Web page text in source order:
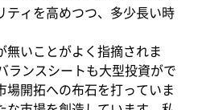
ティを高めつつ、多少長い時
いことがよく指摘されま
ランスシートも大型投資がで
開拓への布石を打っていま